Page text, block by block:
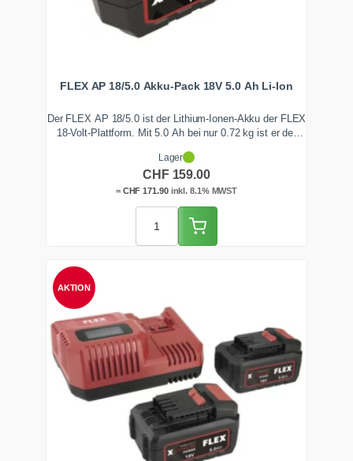
FLEX AP 18/5.0 Akku-Pack 18V 5.0 Ah Li-Ion
Der FLEX AP 18/5.0 ist der Lithium-Ionen-Akku der FLEX
18-Volt-Plattform. Mit 5.0 Ah bei nur 0.72 kg ist er der
Das integrierte EMS hält die Drehzahl konstant, ideal
beim Polieren und Schrauben. Ab Lager Zentralschweiz
lieferbar.
Lager
CHF159.00
= CHF 171.90inkl. 8.1% MWST
AKTION